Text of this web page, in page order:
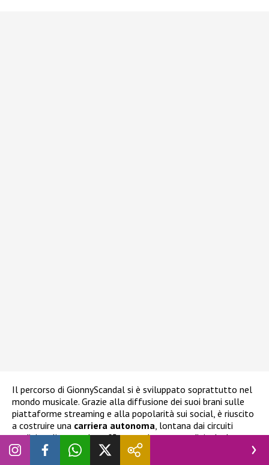
Il percorso di GionnyScandal si è sviluppato soprattutto nel
mondo musicale. Grazie alla diffusione dei suoi brani sulle
piattaforme streaming e alla popolarità sui social, è riuscito
a costruire una carriera autonoma , lontana dai circuiti
tradizionali ma molto efficace nel contesto digitale. La sua
comunicazione diretta con i fan e la capacità di creare
contenuti coinvolgenti hanno contribuito a consolidare la